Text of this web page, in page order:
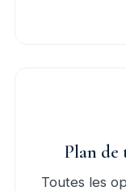
Plan de
Toutes les